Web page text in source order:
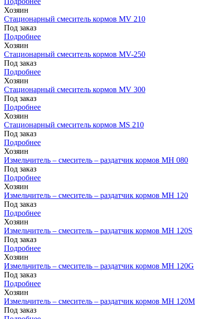
Хозяин
Стационарный смеситель кормов MV 210
Под заказ
Подробнее
Хозяин
Стационарный смеситель кормов MV-250
Под заказ
Подробнее
Хозяин
Стационарный смеситель кормов MV 300
Под заказ
Подробнее
Хозяин
Стационарный смеситель кормов MS 210
Под заказ
Подробнее
Хозяин
Измельчитель – смеситель – раздатчик кормов MH 080
Под заказ
Подробнее
Хозяин
Измельчитель – смеситель – раздатчик кормов MH 120
Под заказ
Подробнее
Хозяин
Измельчитель – смеситель – раздатчик кормов MH 120S
Под заказ
Подробнее
Хозяин
Измельчитель – смеситель – раздатчик кормов MH 120G
Под заказ
Подробнее
Хозяин
Измельчитель – смеситель – раздатчик кормов MH 120М
Под заказ